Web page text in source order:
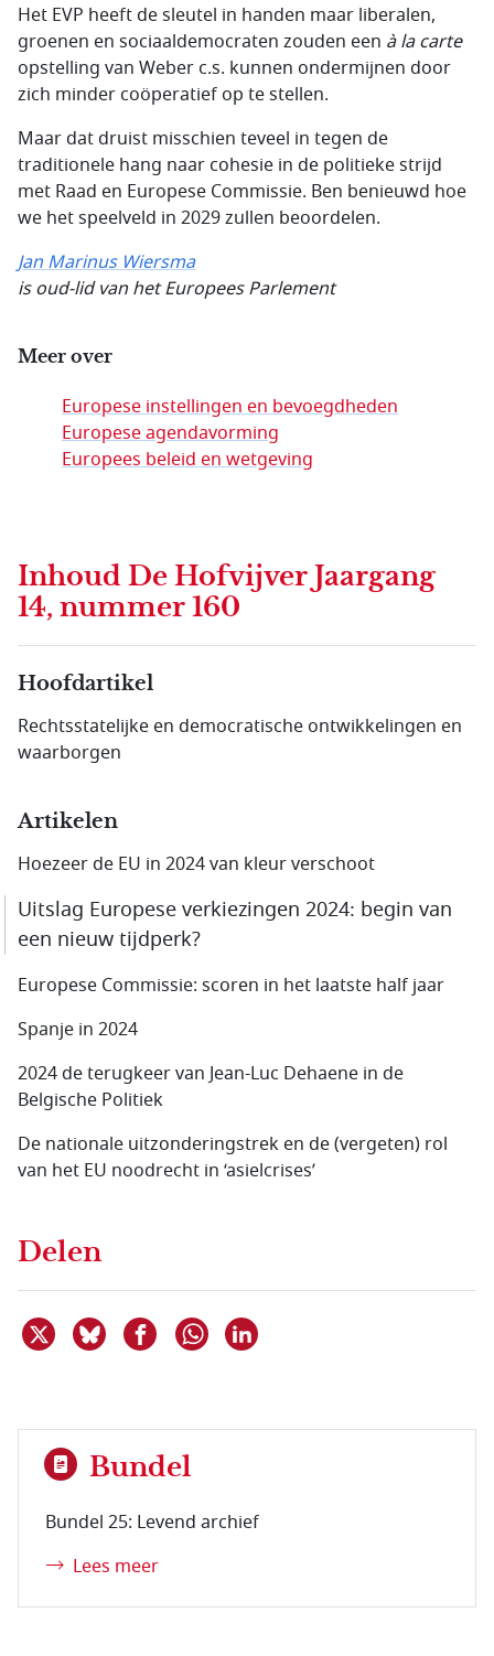
Het EVP heeft de sleutel in handen maar liberalen,
groenen en sociaaldemocraten zouden een à la carte
opstelling van Weber c.s. kunnen ondermijnen door
zich minder coöperatief op te stellen.
Maar dat druist misschien teveel in tegen de
traditionele hang naar cohesie in de politieke strijd
met Raad en Europese Commissie. Ben benieuwd hoe
we het speelveld in 2029 zullen beoordelen.
Jan Marinus Wiersma
is oud-lid van het Europees Parlement
Meer over
Europese instellingen en bevoegdheden
Europese agendavorming
Europees beleid en wetgeving
Inhoud De Hofvijver Jaargang
14, nummer 160
Hoofdartikel
Rechtsstatelijke en democratische ontwikkelingen en
waarborgen
Artikelen
Hoezeer de EU in 2024 van kleur verschoot
Uitslag Europese verkiezingen 2024: begin van
een nieuw tijdperk?
Europese Commissie: scoren in het laatste half jaar
Spanje in 2024
2024 de terugkeer van Jean-Luc Dehaene in de
Belgische Politiek
De nationale uitzonderingstrek en de (vergeten) rol
van het EU noodrecht in ‘asielcrises’
Delen
Deel dit item op X
Deel dit item op Bluesky
Deel dit item op Facebook
Delen via WhatsApp
Bundel
Bundel 25: Levend archief
Lees meer